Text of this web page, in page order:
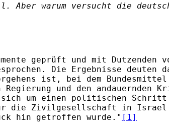
warum versucht die
geprüft und mit Dutzenden
Die Ergebnisse deuten
ist, bei dem
und den andauernden
um einen politischen Schritt
für die Zivilgesellschaft in
hin getroffen wurde." [1]